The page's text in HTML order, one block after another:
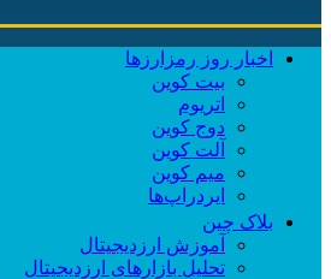
اخبار روز رمزارزها
بیت کوین
اتریوم
دوج کوین
آلت کوین
میم کوین‌
ایردراپ‌ها
بلاک چین
آموزش ارزدیجیتال
تحلیل بازارهای ارزدیجیتال